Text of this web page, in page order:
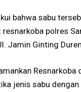
bahwa sabu
polres
Jamin Ginting
jenis sabu